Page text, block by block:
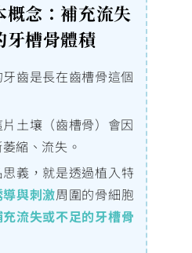
概念：補充流失
牙槽骨體積
齒是長在齒槽骨這個
土壤（齒槽骨）會因
縮、流失。
思義，就是透過植入特
導與刺激周圍的骨細胞
充流失或不足的牙槽骨